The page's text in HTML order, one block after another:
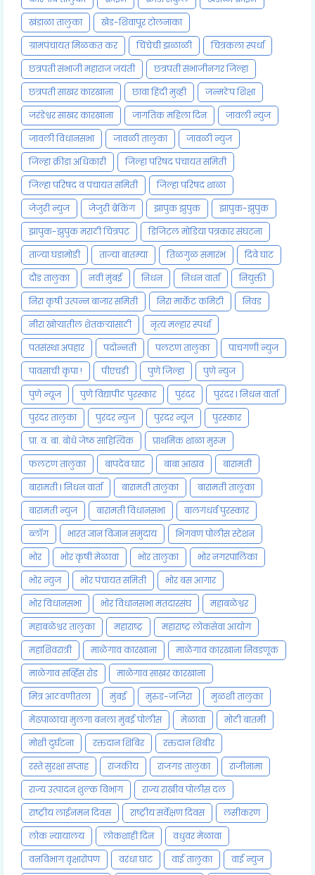
खंडाळा तालुका
खेड-शिवापूर टोलनाका
ग्रामपंचायत मिळकत कर
चिंचेची झळाळी
चित्रकला स्पर्धा
छत्रपती संभाजी महाराज जयंती
छत्रपती संभाजीनगर जिल्हा
छत्रपती साखर कारखाना
छावा हिंदी मुव्ही
जन्मठेप शिक्षा
जरंडेश्वर साखर कारखाना
जागतिक महिला दिन
जावली न्युज
जावली विधानसभा
जावळी तालुका
जावळी न्युज
जिल्हा क्रीडा अधिकारी
जिल्हा परिषद पंचायत समिती
जिल्हा परिषद व पंचायत समिती
जिल्हा परिषद शाळा
जेजुरी न्युज
जेजुरी ब्रेकिंग झापुक झुपुक
झापुक-झुपुक
झापुक-झुपुक मराठी चित्रपट
डिजिटल मोडिया पत्रकार संघटना
ताज्या घडामोडी
ताज्या बातम्या तिळगुळ समारंभ
दिवे घाट
दौंड तालुका
नवी मुंबई निधन निधन वार्ता
नियुक्ती
निरा कृषी उत्पन्न बाजार समिती
निरा मार्केट कमिटी
निवड
नीरा खोऱ्यातील शेतकऱ्यांसाठी
नृत्य मल्हार स्पर्धा
पतसंस्था अपहार
पदोन्नती पलटण तालुका
पाचगणी न्युज
पावसाची कृपा !
पीएचडी पुणे जिल्हा
पुणे न्युज
पुणे न्यूज
पुणे विद्यापीठ पुरस्कार पुरंदर
पुरंदर l निधन वार्ता
पुरंदर तालुका
पुरंदर न्युज पुरंदर न्यूज
पुरस्कार
प्रा. व. बा. बोधे जेष्ठ साहित्यिक
प्राथमिक शाळा मुरूम
फलटण तालुका
बापदेव घाट बाबा आढाव
बारामती
बारामती l निधन वार्ता
बारामती तालुका
बारामती तालूका
बारामती न्युज
बारामती विधानसभा
बालगंधर्व पुरस्कार
ब्लॉग
भारत ज्ञान विज्ञान समुदाय
भिगवण पोलीस स्टेशन
भोर
भोर कृषी मेळावा भोर तालुका
भोर नगरपालिका
भोर न्युज
भोर पंचायत समिती
भोर बस आगार
भोर विधानसभा
भोर विधानसभा मतदारसंघ
महाबळेश्वर
महाबळेश्वर तालुका
महाराष्ट्र
महाराष्ट्र लोकसेवा आयोग
महाशिवरात्री
माळेगाव कारखाना
माळेगाव कारखाना निवडणूक
माळेगाव सर्व्हिस रोड
माळेगाव साखर कारखाना
मित्र आठवणीतला
मुंबई मुरुड-जंजिरा
मुळशी तालुका
मेंढपाळाचा मुलगा बनला मुंबई पोलीस
मेळावा
मोठी बातमी
मोशी दुर्घटना
रक्तदान शिबिर
रक्तदान शिबीर
रस्ते सुरक्षा सप्ताह
राजकीय राजगड तालुका
राजीनामा
राज्य उत्पादन शुल्क विभाग
राज्य राखीव पोलीस दल
राष्ट्रीय लाईनमन दिवस
राष्ट्रीय सर्वेक्षण दिवस
लसीकरण
लोक न्यायालय
लोकशाही दिन
वधुवर मेळावा
वनविभाग वृक्षारोपण
वरंधा घाट वाई तालुका
वाई न्युज